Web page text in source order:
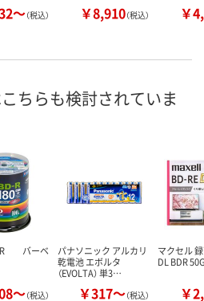
～（税込） ￥8,910（税込） ￥
ちらも検討されていま
R バーベ
～（税込）
パナソニック アルカリ
乾電池 エボルタ
（EVOLTA） 単3…
￥317～（税込）
マクセル
DL BDR
￥